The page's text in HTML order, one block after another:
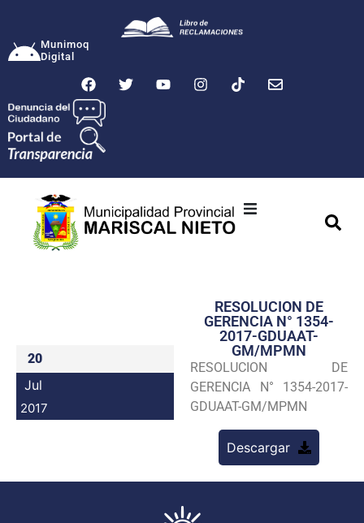
Munimoq
Digital
Transparencia
Seguridad
Programas
20
Jul
2017
RESOLUCION DE
GERENCIA N° 1354-
2017-GDUAAT-
GM/MPMN
RESOLUCION DE
GERENCIA N° 1354-2017-
GDUAAT-GM/MPMN
Descargar